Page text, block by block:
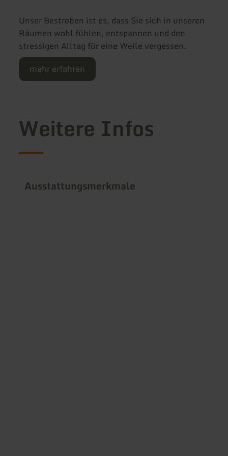
Unser Bestreben ist es, dass Sie sich in unseren
Räumen wohl fühlen, entspannen und den
stressigen Alltag für eine Weile vergessen.
mehr erfahren
Weitere Infos
Ausstattungsmerkmale